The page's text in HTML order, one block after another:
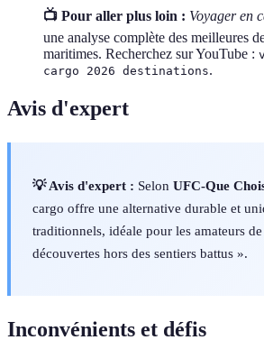
📺 Pour aller plus loin : Voyager en
une analyse complète des meilleures
maritimes. Recherchez sur YouTube :
cargo 2026 destinations.
Avis d'expert
💡 Avis d'expert : Selon UFC-Que
cargo offre une alternative durable et
traditionnels, idéale pour les amateurs
découvertes hors des sentiers battus ».
Inconvénients et défis